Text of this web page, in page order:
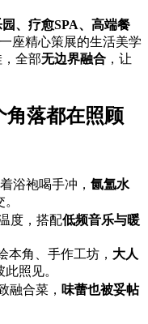
、疗愈SPA、高端餐
座精心策展的生活美学
全部无边界融合 ，让
角落都在照顾
浴袍喝手冲， 氤氲水
度，搭配低频音乐与暖
本角、手作工坊， 大人
照见。
融合菜， 味蕾也被妥帖